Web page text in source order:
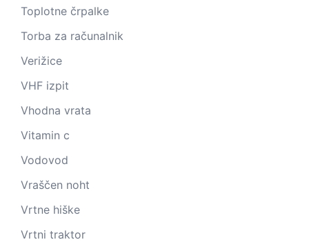
Toplotne črpalke
Torba za računalnik
Verižice
VHF izpit
Vhodna vrata
Vitamin c
Vodovod
Vraščen noht
Vrtne hiške
Vrtni traktor